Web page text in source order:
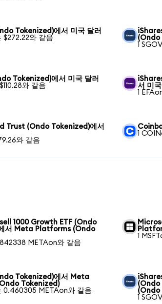
Tokenized)에서 미국 달러
$272.22와 같음
(Ondo
1
Tokenized)에서 미국 달러
와 같음
서 미국
1
Trust (Ondo Tokenized)에서
와 같음
1
1000 Growth ETF (Ondo
서 Meta Platforms (Ondo
METAon와 같음
1
Tokenized)에서 Meta
Tokenized)
0.460305 METAon와 같음
(Ondo
(Ondo
1